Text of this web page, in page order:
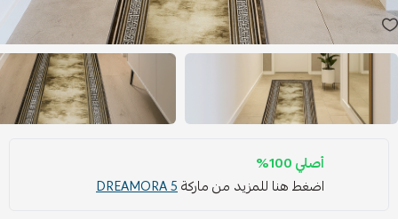
أصلي 100%
اضغط هنا للمزيد من ماركةDREAMORA 5